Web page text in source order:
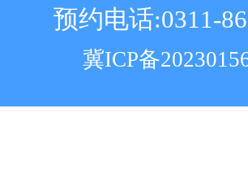
预约电话:0311-
冀ICP备